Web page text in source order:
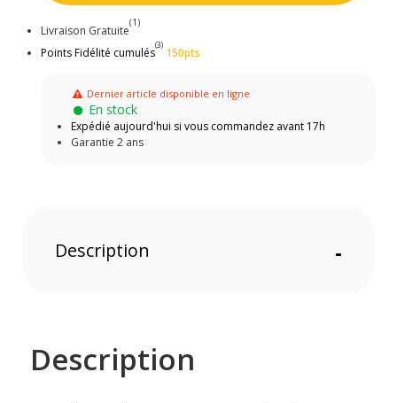
Livraison Gratuite
(1)
Points Fidélité cumulés
(3)
150pts
Dernier article disponible en ligne
En stock
Expédié aujourd'hui si vous commandez avant 17h
Garantie 2 ans
Description -
Description